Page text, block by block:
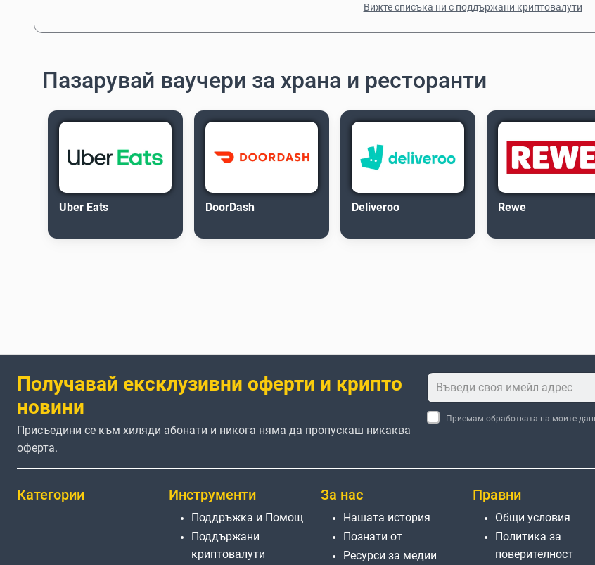
Вижте списъка ни с поддържани криптовалути
Пазарувай ваучери за храна и ресторанти
Uber Eats DoorDash Deliveroo Rewe
Получавай ексклузивни оферти и крипто
новини
Присъедини се към хиляди абонати и никога няма да пропускаш никаква
оферта.
Приемам обработката на моите
Категории Инструменти
Поддръжка и Помощ
Поддържани
криптовалути
За нас
Нашата история
Познати от
Ресурси за медии
Правни
Общи условия
Политика за
поверителност